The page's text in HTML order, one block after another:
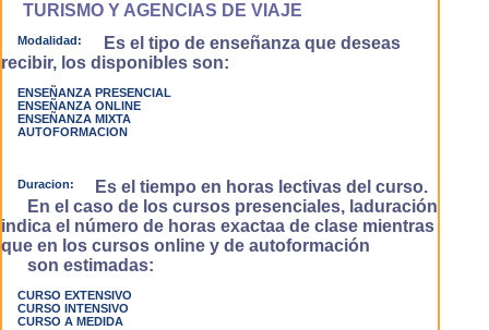
TURISMO Y AGENCIAS DE VIAJE
Modalidad:
Es el tipo de enseñanza que deseas
recibir, los disponibles son:
ENSEÑANZA PRESENCIAL
ENSEÑANZA ONLINE
ENSEÑANZA MIXTA
AUTOFORMACION
Duracion:
Es el tiempo en horas lectivas del curso.
En el caso de los cursos presenciales, laduración
indica el número de horas exactaa de clase mientras
que en los cursos online y de autoformación
son estimadas:
CURSO EXTENSIVO
CURSO INTENSIVO
CURSO A MEDIDA